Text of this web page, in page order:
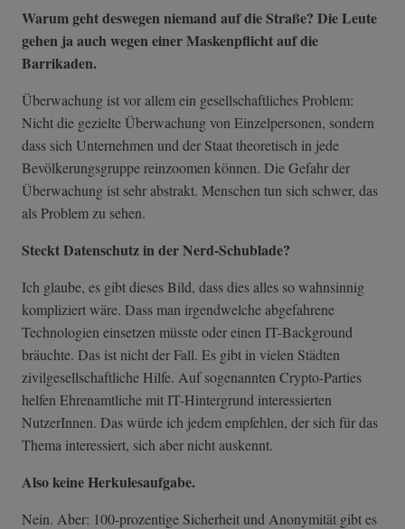
Warum geht deswegen niemand auf die Straße? Die Leute
gehen ja auch wegen einer Maskenpflicht auf die
Barrikaden.
Überwachung ist vor allem ein gesellschaftliches Problem:
Nicht die gezielte Überwachung von Einzelpersonen, sondern
dass sich Unternehmen und der Staat theoretisch in jede
Bevölkerungsgruppe reinzoomen können. Die Gefahr der
Überwachung ist sehr abstrakt. Menschen tun sich schwer, das
als Problem zu sehen.
Steckt Datenschutz in der Nerd-Schublade?
Ich glaube, es gibt dieses Bild, dass dies alles so wahnsinnig
kompliziert wäre. Dass man irgendwelche abgefahrene
Technologien einsetzen müsste oder einen IT-Background
bräuchte. Das ist nicht der Fall. Es gibt in vielen Städten
zivilgesellschaftliche Hilfe. Auf sogenannten Crypto-Parties
helfen Ehrenamtliche mit IT-Hintergrund interessierten
NutzerInnen. Das würde ich jedem empfehlen, der sich für das
Thema interessiert, sich aber nicht auskennt.
Also keine Herkulesaufgabe.
Nein. Aber: 100-prozentige Sicherheit und Anonymität gibt es